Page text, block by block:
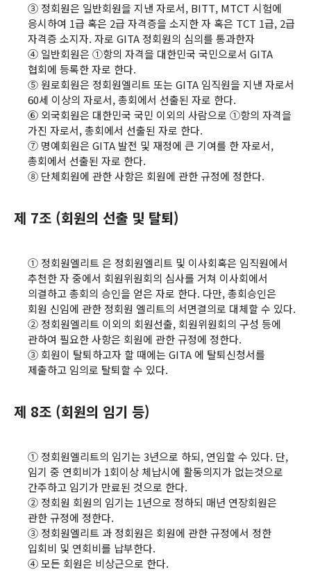
③ 정회원은 일반회원을 지낸 자로서, BITT, MTCT 시험에
응시하여 1급 혹은 2급 자격증을 소지한 자 혹은 TCT 1급, 2급
자격증 소지자. 자로 GITA 정회원의 심의를 통과한자
④ 일반회원은 ①항의 자격을 대한민국 국민으로서 GITA
협회에 등록한 자로 한다.
⑤ 원로회원은 정회원엘리트 또는 GITA 임직원을 지낸 자로서
60세 이상의 자로서, 총회에서 선출된 자로 한다.
⑥ 외국회원은 대한민국 국민 이외의 사람으로 ①항의 자격을
가진 자로서, 총회에서 선출된 자로 한다.
⑦ 명예회원은 GITA 발전 및 재정에 큰 기여를 한 자로서,
총회에서 선출된 자로 한다.
⑧ 단체회원에 관한 사항은 회원에 관한 규정에 정한다.
제 7조 (회원의 선출 및 탈퇴)
① 정회원엘리트 은 정회원엘리트 및 이사회혹은 임직원에서
추천한 자 중에서 회원위원회의 심사를 거쳐 이사회에서
의결하고 총회의 승인을 얻은 자로 한다. 다만, 총회승인은
회원 신임에 관한 정회원 엘리트의 서면결의로 대체할 수 있다.
② 정회원엘리트 이외의 회원선출, 회원위원회의 구성 등에
관하여 필요한 사항은 회원에 관한 규정에 정한다.
③ 회원이 탈퇴하고자 할 때에는 GITA 에 탈퇴신청서를
제출하고 임의로 탈퇴할 수 있다.
제 8조 (회원의 임기 등)
① 정회원엘리트의 임기는 3년으로 하되, 연임할 수 있다. 단,
임기 중 연회비가 1회이상 체납시에 활동의지가 없는것으로
간주하고 임기가 만료된 것으로 한다.
② 정회원 회원의 임기는 1년으로 정하되 매년 연장회원은
관한 규정에 정한다.
③ 정회원엘리트 과 정회원은 회원에 관한 규정에서 정한
입회비 및 연회비를 납부한다.
④ 모든 회원은 비상근으로 한다.